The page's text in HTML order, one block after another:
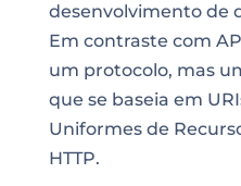
desenvolvimento de
Em contraste com
um protocolo, mas
que se baseia em
Uniformes de
HTTP.